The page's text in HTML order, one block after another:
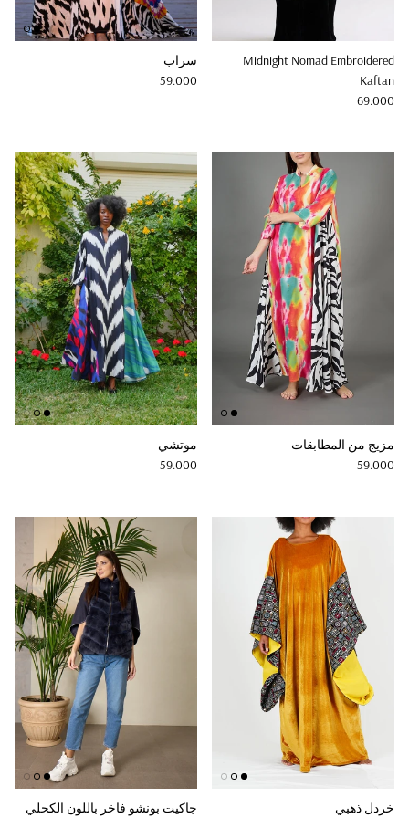
Midnight Nomad Embroidered
Kaftan
Regular price
69.000
سراب
Regular price
59.000
مزيج من المطابقات
Regular price
59.000
موتشي
Regular price
59.000
خردل ذهبي
جاكيت بونشو فاخر باللون الكحلي